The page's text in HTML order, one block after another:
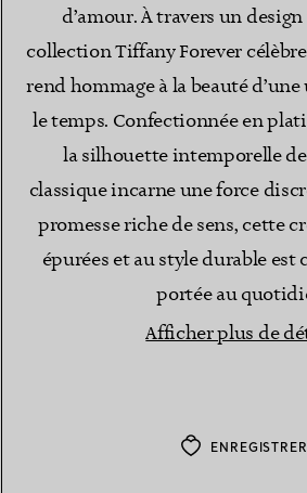
d’amour. À travers un
collection Tiffany Forever
rend hommage à la beauté
le temps. Confectionnée en
la silhouette intemporelle
classique incarne une force
promesse riche de sens, cette
épurées et au style durable est
portée au
Afficher plus de
ENREGISTRER